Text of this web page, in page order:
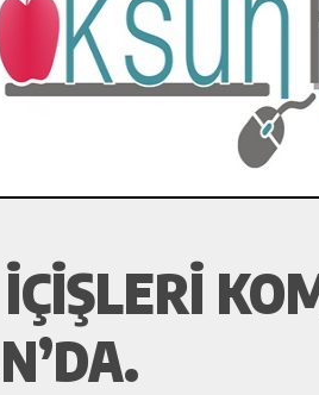
Köprüsünde Sona Doğru.